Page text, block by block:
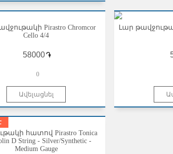
Pirastro Chromcor
Cello 4/4
֏
0
Լար
հատով Pirastro Tonica
D String - Silver/Synthetic -
Medium Gauge